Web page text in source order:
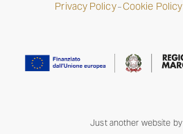
Privacy Policy–Cookie Policy
Just another website by